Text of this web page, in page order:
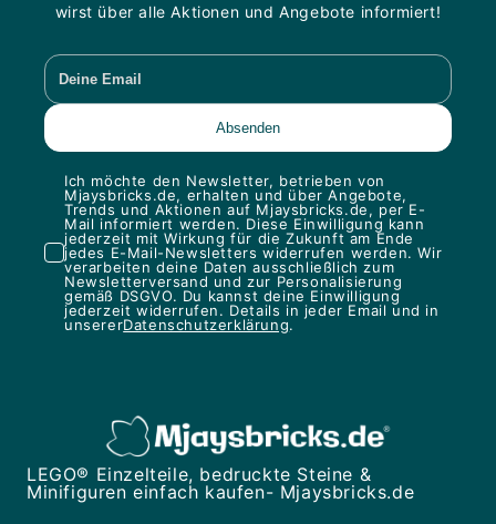
wirst über alle Aktionen und Angebote informiert!
Ich möchte den Newsletter, betrieben von
Mjaysbricks.de, erhalten und über Angebote,
Trends und Aktionen auf Mjaysbricks.de, per E-
Mail informiert werden. Diese Einwilligung kann
jederzeit mit Wirkung für die Zukunft am Ende
jedes E-Mail-Newsletters widerrufen werden. Wir
verarbeiten deine Daten ausschließlich zum
Newsletterversand und zur Personalisierung
gemäß DSGVO. Du kannst deine Einwilligung
jederzeit widerrufen. Details in jeder Email und in
unsererDatenschutzerklärung.
LEGO® Einzelteile, bedruckte Steine &
Minifiguren einfach kaufen- Mjaysbricks.de